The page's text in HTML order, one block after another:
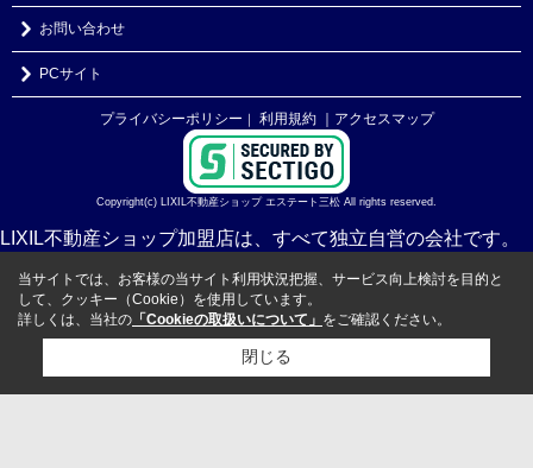
お問い合わせ
PCサイト
プライバシーポリシー ｜ 利用規約 ｜アクセスマップ
Copyright(c) LIXIL不動産ショップ エステート三松 All rights reserved.
LIXIL不動産ショップ加盟店は、すべて独立自営の会社です。
当サイトでは、お客様の当サイト利用状況把握、サービス向上検討を目的と
して、クッキー（Cookie）を使用しています。
詳しくは、当社の 「Cookieの取扱いについて」 をご確認ください。
閉じる